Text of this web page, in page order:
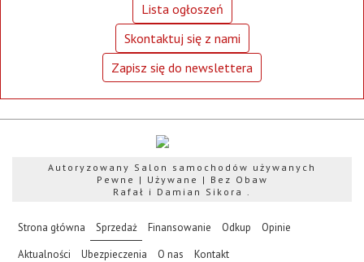
Lista ogłoszeń
Skontaktuj się z nami
Zapisz się do newslettera
Autoryzowany Salon samochodów używanych
Pewne | Używane | Bez Obaw
Rafał i Damian Sikora .
Strona główna(current)
Sprzedaż Finansowanie Odkup
Opinie
Aktualności
Ubezpieczenia O nas Kontakt